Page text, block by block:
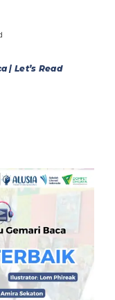
| Let’s Read